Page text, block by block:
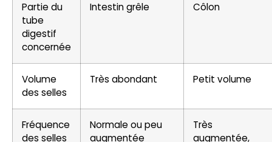
Partie du
tube
digestif
concernée
Intestin grêle Côlon
Volume
des selles
Très abondant Petit volume
Fréquence
des selles
Normale ou peu
augmentée
Très
augmentée,